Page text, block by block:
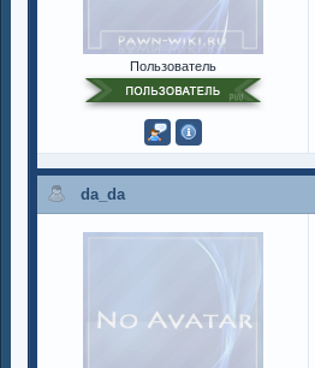
Пользователь
da_da